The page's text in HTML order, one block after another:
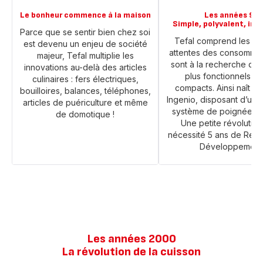
Le bonheur commence à la maison
Parce que se sentir bien chez soi
est devenu un enjeu de société
majeur, Tefal multiplie les
innovations au-delà des articles
culinaires : fers électriques,
bouilloires, balances, téléphones,
articles de puériculture et même
de domotique !
Les années 90
Simple, polyvalent,
Tefal comprend les
attentes des
sont à la recherche de
plus fonctionnels et
compacts. Ainsi naît la
Ingenio, disposant d’un
système de poignée
Une petite
nécessité 5 ans de
Les années 2000
La révolution de la cuisson